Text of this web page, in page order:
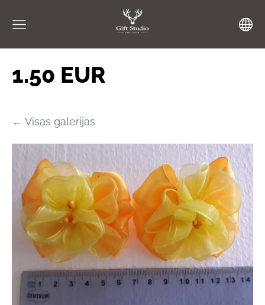
1.50 EUR
Visas galerijas